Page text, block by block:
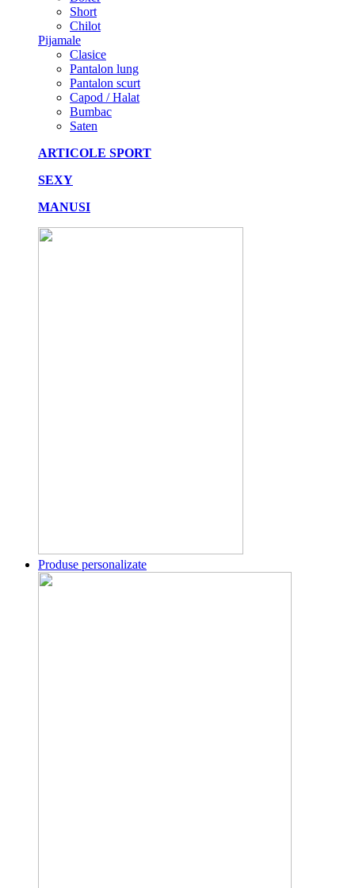
Short
Chilot
Pijamale
Clasice
Pantalon lung
Pantalon scurt
Capod / Halat
Bumbac
Saten
ARTICOLE SPORT
SEXY
MANUSI
Produse personalizate